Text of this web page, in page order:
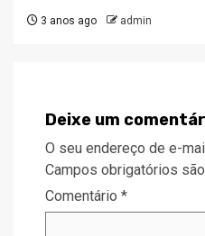
3 anos ago admin
Deixe um
O seu endereço de e-
Campos obrigatórios
Comentário *